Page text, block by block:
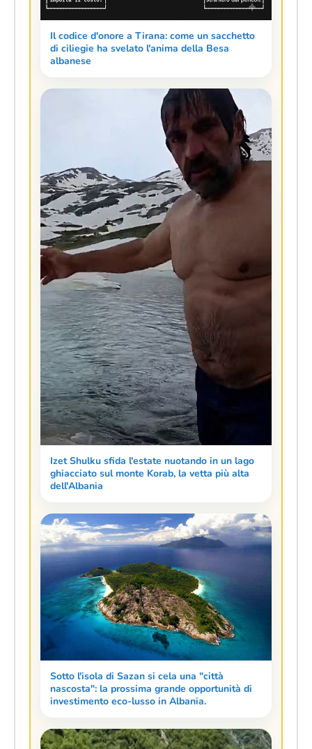
Il codice d'onore a Tirana: come un sacchetto
di ciliegie ha svelato l'anima della Besa
albanese
Izet Shulku sfida l'estate nuotando in un lago
ghiacciato sul monte Korab, la vetta più alta
dell'Albania
Sotto l'isola di Sazan si cela una "città
nascosta": la prossima grande opportunità di
investimento eco-lusso in Albania.